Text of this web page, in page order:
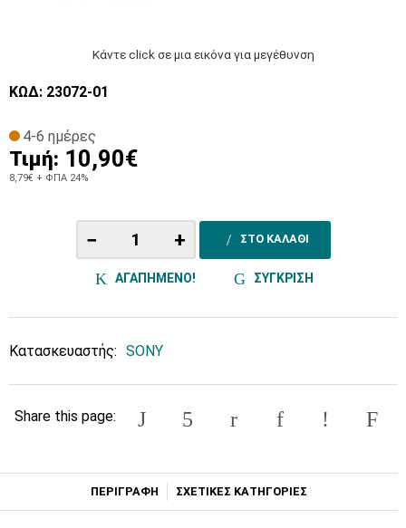
Κάντε click σε μια εικόνα για μεγέθυνση
ΚΩΔ: 23072-01
4-6 ημέρες
Τιμή: 10,90€
8,79€ + ΦΠΑ 24%
− + ΣΤΟ ΚΑΛΑΘΙ
ΑΓΑΠΗΜΕΝΟ! ΣΥΓΚΡΙΣΗ
Κατασκευαστής: SONY
Share this page:
ΠΕΡΙΓΡΑΦΗ ΣΧΕΤΙΚΕΣ ΚΑΤΗΓΟΡΙΕΣ